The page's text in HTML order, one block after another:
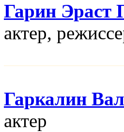
Гарин Эраст
актер,
Гаркалин
актер